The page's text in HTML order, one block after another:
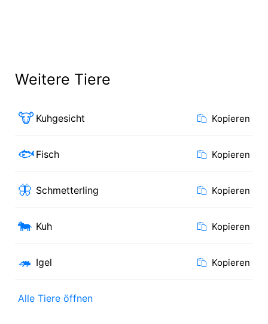
Weitere Tiere
🐮 Kuhgesicht Kopieren
🐟Fisch Kopieren
🦋 Schmetterling Kopieren
🐄 Kuh Kopieren
🦔 Igel Kopieren
Alle Tiere öffnen